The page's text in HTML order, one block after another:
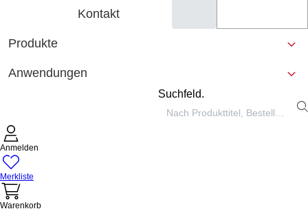
Kontakt
Produkte
Anwendungen
Suchfeld.
Anmelden
Merkliste
Warenkorb